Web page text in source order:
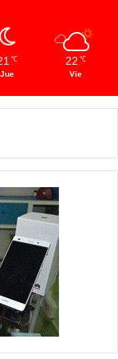
℃
Jue
22 ℃
Vie